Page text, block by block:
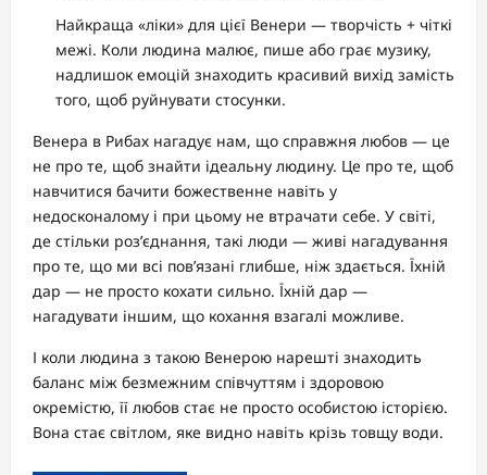
Найкраща «ліки» для цієї Венери — творчість + чіткі
межі. Коли людина малює, пише або грає музику,
надлишок емоцій знаходить красивий вихід замість
того, щоб руйнувати стосунки.
Венера в Рибах нагадує нам, що справжня любов — це
не про те, щоб знайти ідеальну людину. Це про те, щоб
навчитися бачити божественне навіть у
недосконалому і при цьому не втрачати себе. У світі,
де стільки роз’єднання, такі люди — живі нагадування
про те, що ми всі пов’язані глибше, ніж здається. Їхній
дар — не просто кохати сильно. Їхній дар —
нагадувати іншим, що кохання взагалі можливе.
І коли людина з такою Венерою нарешті знаходить
баланс між безмежним співчуттям і здоровою
окремістю, її любов стає не просто особистою історією.
Вона стає світлом, яке видно навіть крізь товщу води.